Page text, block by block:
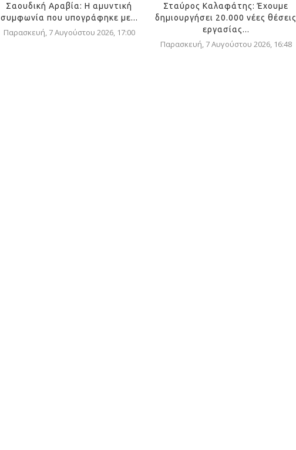
Σαουδική Αραβία: Η αμυντική
συμφωνία που υπογράφηκε με...
Παρασκευή, 7 Αυγούστου 2026, 17:00
Σταύρος Καλαφάτης: Έχουμε
δημιουργήσει 20.000 νέες θέσεις
εργασίας...
Παρασκευή, 7 Αυγούστου 2026, 16:48